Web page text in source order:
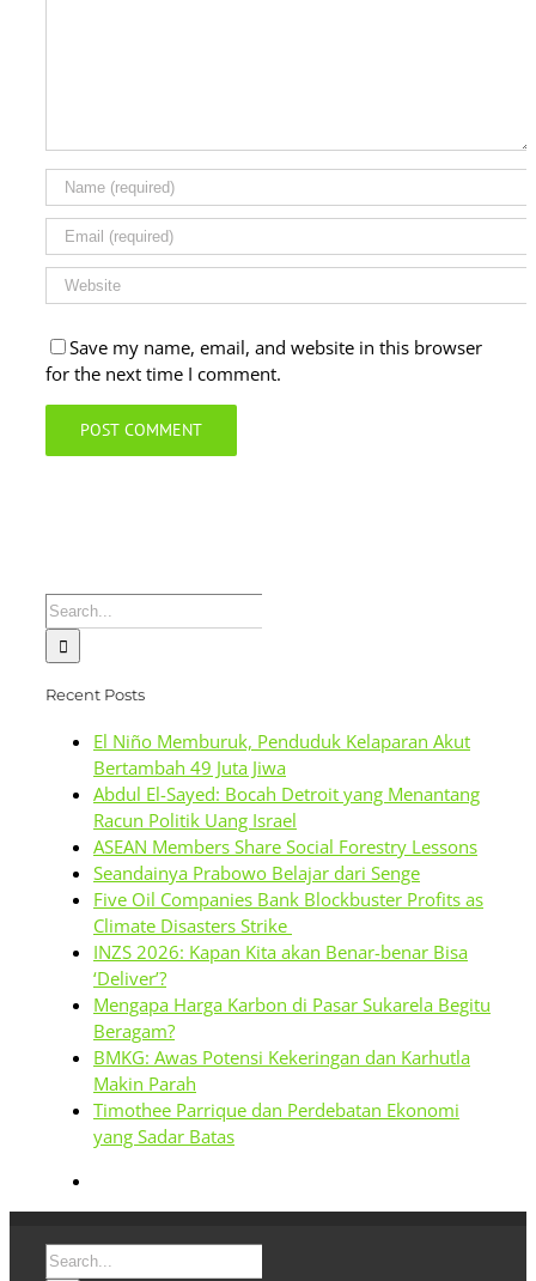
Save my name, email, and website in this browser
for the next time I comment.
Search
for:
Recent Posts
El Niño Memburuk, Penduduk Kelaparan Akut
Bertambah 49 Juta Jiwa
Abdul El-Sayed: Bocah Detroit yang Menantang
Racun Politik Uang Israel
ASEAN Members Share Social Forestry Lessons
Seandainya Prabowo Belajar dari Senge
Five Oil Companies Bank Blockbuster Profits as
Climate Disasters Strike
INZS 2026: Kapan Kita akan Benar-benar Bisa
‘Deliver’?
Mengapa Harga Karbon di Pasar Sukarela Begitu
Beragam?
BMKG: Awas Potensi Kekeringan dan Karhutla
Makin Parah
Timothee Parrique dan Perdebatan Ekonomi
yang Sadar Batas
Search